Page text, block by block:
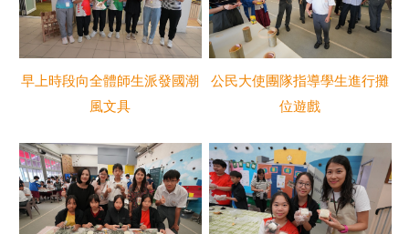
早上時段向全體師生派發國潮
風文具
公民大使團隊指導學生進行攤
位遊戲